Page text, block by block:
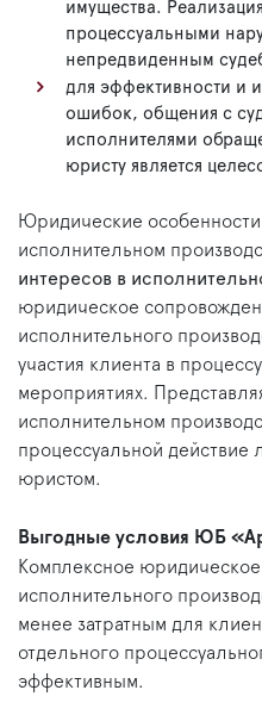
имущества.
процессуальными
непредвиденным
для эффективности и
ошибок, общения с
исполнителями
юристу является
Юридические
исполнительном
интересов в
юридическое
исполнительного
участия клиента в
мероприятиях.
исполнительном
процессуальной действие
юристом.
Выгодные условия ЮБ
Комплексное
исполнительного
менее затратным для
отдельного
эффективным.